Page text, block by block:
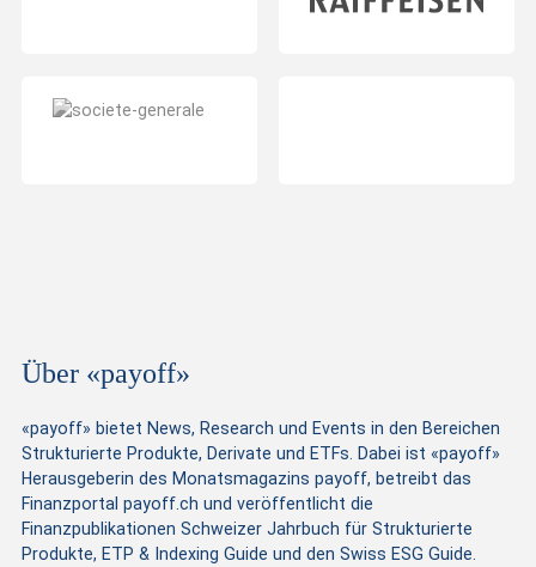
Über «payoff»
«payoff» bietet News, Research und Events in den Bereichen
Strukturierte Produkte, Derivate und ETFs. Dabei ist «payoff»
Herausgeberin des Monatsmagazins payoff, betreibt das
Finanzportal payoff.ch und veröffentlicht die
Finanzpublikationen Schweizer Jahrbuch für Strukturierte
Produkte, ETP & Indexing Guide und den Swiss ESG Guide.